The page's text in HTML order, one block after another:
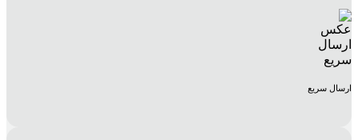
ارسال سریع